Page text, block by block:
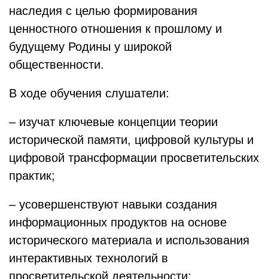
наследия с целью формирования
ценностного отношения к прошлому и
будущему Родины у широкой
общественности.
В ходе обучения слушатели:
– изучат ключевые концепции теории
исторической памяти, цифровой культуры и
цифровой трансформации просветительских
практик;
– усовершенствуют навыки создания
информационных продуктов на основе
исторического материала и использования
интерактивных технологий в
просветительской деятельности: